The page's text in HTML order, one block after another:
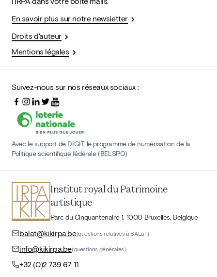
En savoir plus sur notre newsletter
Droits d'auteur
Mentions légales
Suivez-nous sur nos réseaux sociaux :
Avec le support de DIGIT, le programme de numérisation de la
Politique scientifique fédérale (BELSPO)
Institut royal du Patrimoine
artistique
Parc du Cinquantenaire 1, 1000 Bruxelles, Belgique
balat@kikirpa.be(questions relatives à BALaT)
info@kikirpa.be(questions générales)
+32 (0)2 739 67 11